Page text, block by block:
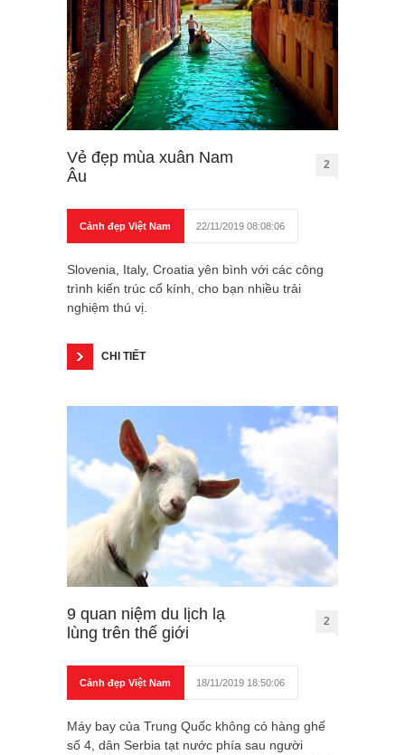
Vẻ đẹp mùa xuân Nam
Âu
2
Cảnh đẹp Việt Nam 22/11/2019 08:08:06
Slovenia, Italy, Croatia yên bình với các công
trình kiến trúc cổ kính, cho bạn nhiều trải
nghiệm thú vị.
CHI TIẾT
9 quan niệm du lịch lạ
lùng trên thế giới
2
Cảnh đẹp Việt Nam 18/11/2019 18:50:06
Máy bay của Trung Quốc không có hàng ghế
số 4, dân Serbia tạt nước phía sau người